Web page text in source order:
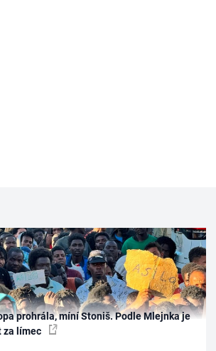
prohrála, míní Stoniš. Podle Mlejnka je
za límec